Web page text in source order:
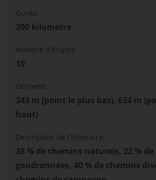
Durée:
200 kilomètre
Nombre d'étapes:
10
Dénivelé:
343 m (point le plus bas), 634 m
haut)
Description de l'itinéraire:
38 % de chemins naturels, 22 % de
goudronnées, 40 % de chemins